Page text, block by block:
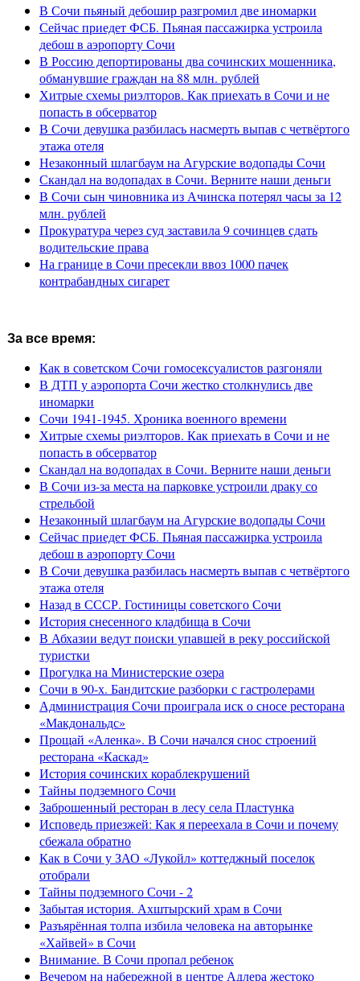
В Сочи пьяный дебошир разгромил две иномарки
Сейчас приедет ФСБ. Пьяная пассажирка устроила
дебош в аэропорту Сочи
В Россию депортированы два сочинских мошенника,
обманувшие граждан на 88 млн. рублей
Хитрые схемы риэлторов. Как приехать в Сочи и не
попасть в обсерватор
В Сочи девушка разбилась насмерть выпав с четвёртого
этажа отеля
Незаконный шлагбаум на Агурские водопады Сочи
Скандал на водопадах в Сочи. Верните наши деньги
В Сочи сын чиновника из Ачинска потерял часы за 12
млн. рублей
Прокуратура через суд заставила 9 сочинцев сдать
водительские права
На границе в Сочи пресекли ввоз 1000 пачек
контрабандных сигарет
За все время:
Как в советском Сочи гомосексуалистов разгоняли
В ДТП у аэропорта Сочи жестко столкнулись две
иномарки
Сочи 1941-1945. Хроника военного времени
Хитрые схемы риэлторов. Как приехать в Сочи и не
попасть в обсерватор
Скандал на водопадах в Сочи. Верните наши деньги
В Сочи из-за места на парковке устроили драку со
стрельбой
Незаконный шлагбаум на Агурские водопады Сочи
Сейчас приедет ФСБ. Пьяная пассажирка устроила
дебош в аэропорту Сочи
В Сочи девушка разбилась насмерть выпав с четвёртого
этажа отеля
Назад в СССР. Гостиницы советского Сочи
История снесенного кладбища в Сочи
В Абхазии ведут поиски упавшей в реку российской
туристки
Прогулка на Министерские озера
Сочи в 90-х. Бандитские разборки с гастролерами
Администрация Сочи проиграла иск о сносе ресторана
«Макдональдс»
Прощай «Аленка». В Сочи начался снос строений
ресторана «Каскад»
История сочинских кораблекрушений
Тайны подземного Сочи
Заброшенный ресторан в лесу села Пластунка
Исповедь приезжей: Как я переехала в Сочи и почему
сбежала обратно
Как в Сочи у ЗАО «Лукойл» коттеджный поселок
отобрали
Тайны подземного Сочи - 2
Забытая история. Ахштырский храм в Сочи
Разъярённая толпа избила человека на авторынке
«Хайвей» в Сочи
Внимание. В Сочи пропал ребенок
Вечером на набережной в центре Адлера жестоко